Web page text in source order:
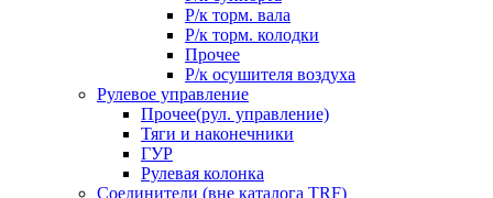
Р/к торм. вала
Р/к торм. колодки
Прочее
Р/к осушителя воздуха
Рулевое управление
Прочее(рул. управление)
Тяги и наконечники
ГУР
Рулевая колонка
Соединители (вне каталога TRF)